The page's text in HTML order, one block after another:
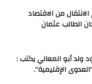
من الاقتصاد
الطالب عثمان
أبو المعالي يكتب :
الإقليمية”.